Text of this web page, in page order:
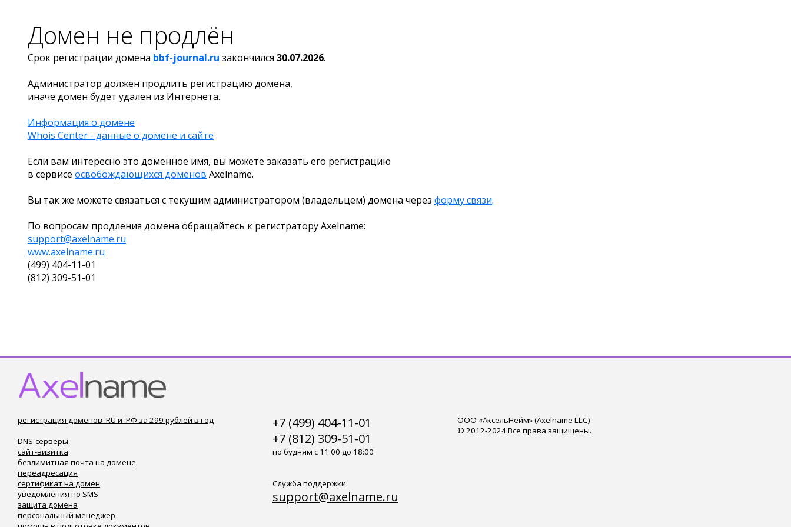
Домен не продлён
Срок регистрации домена bbf-journal.ru закончился 30.07.2026.
Администратор должен продлить регистрацию домена,
иначе домен будет удален из Интернета.
Информация о домене
Whois Center - данные о домене и сайте
Если вам интересно это доменное имя, вы можете заказать его регистрацию
в сервисе освобождающихся доменов Axelname.
Вы так же можете связаться с текущим администратором (владельцем) домена через форму связи.
По вопросам продления домена обращайтесь к регистратору Axelname:
support@axelname.ru
www.axelname.ru
(499) 404-11-01
(812) 309-51-01
регистрация доменов .RU и .РФ за 299 рублей в год
DNS-серверы
сайт-визитка
безлимитная почта на домене
переадресация
сертификат на домен
уведомления по SMS
защита домена
персональный менеджер
+7 (499) 404-11-01
+7 (812) 309-51-01
по будням с 11:00 до 18:00
Служба поддержки:
support@axelname.ru
ООО «АксельНейм» (Axelname LLC)
© 2012-2024 Все права защищены.